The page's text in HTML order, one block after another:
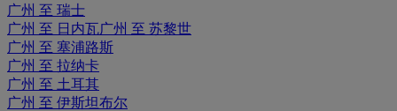
广州 至 瑞士
广州 至 日内瓦广州 至 苏黎世
广州 至 塞浦路斯
广州 至 拉纳卡
广州 至 土耳其
广州 至 伊斯坦布尔